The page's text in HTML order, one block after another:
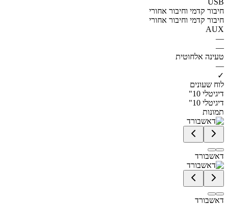
חיבור קדמי וחיבור אחורי
חיבור קדמי וחיבור אחורי
AUX
—
—
טעינה אלחוטית
—
✓
לוח שעונים
דיגיטלי 10"
דיגיטלי 10"
תמונות
דאשבורד
דאשבורד